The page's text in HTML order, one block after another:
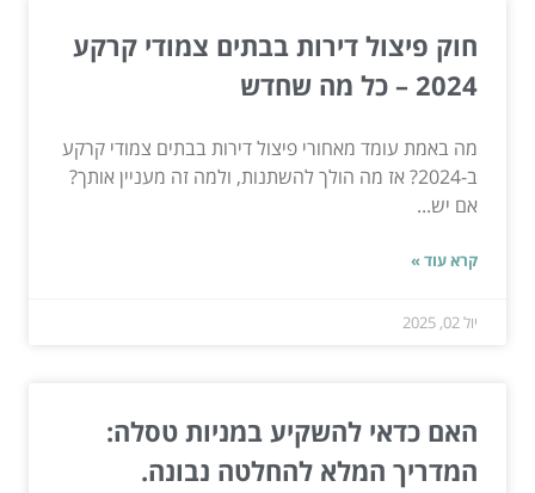
חוק פיצול דירות בבתים צמודי קרקע
2024 – כל מה שחדש
מה באמת עומד מאחורי פיצול דירות בבתים צמודי קרקע
ב-2024? אז מה הולך להשתנות, ולמה זה מעניין אותך?
אם יש...
קרא עוד »
יול 02, 2025
האם כדאי להשקיע במניות טסלה:
המדריך המלא להחלטה נבונה.